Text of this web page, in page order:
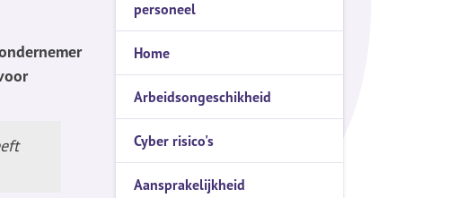
Serviceformulieren
Verzekeringskaarten
Levenstestament
Privacyverklaring
personeel
Home
Arbeidsongeschikheid
Cyber risico's
Aansprakelijkheid